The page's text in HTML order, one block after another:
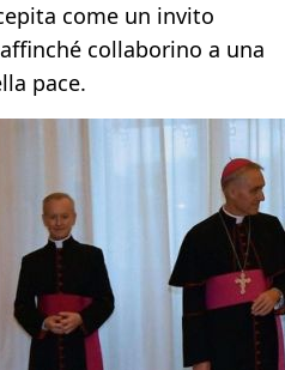
come un invito
collaborino a una
pace.